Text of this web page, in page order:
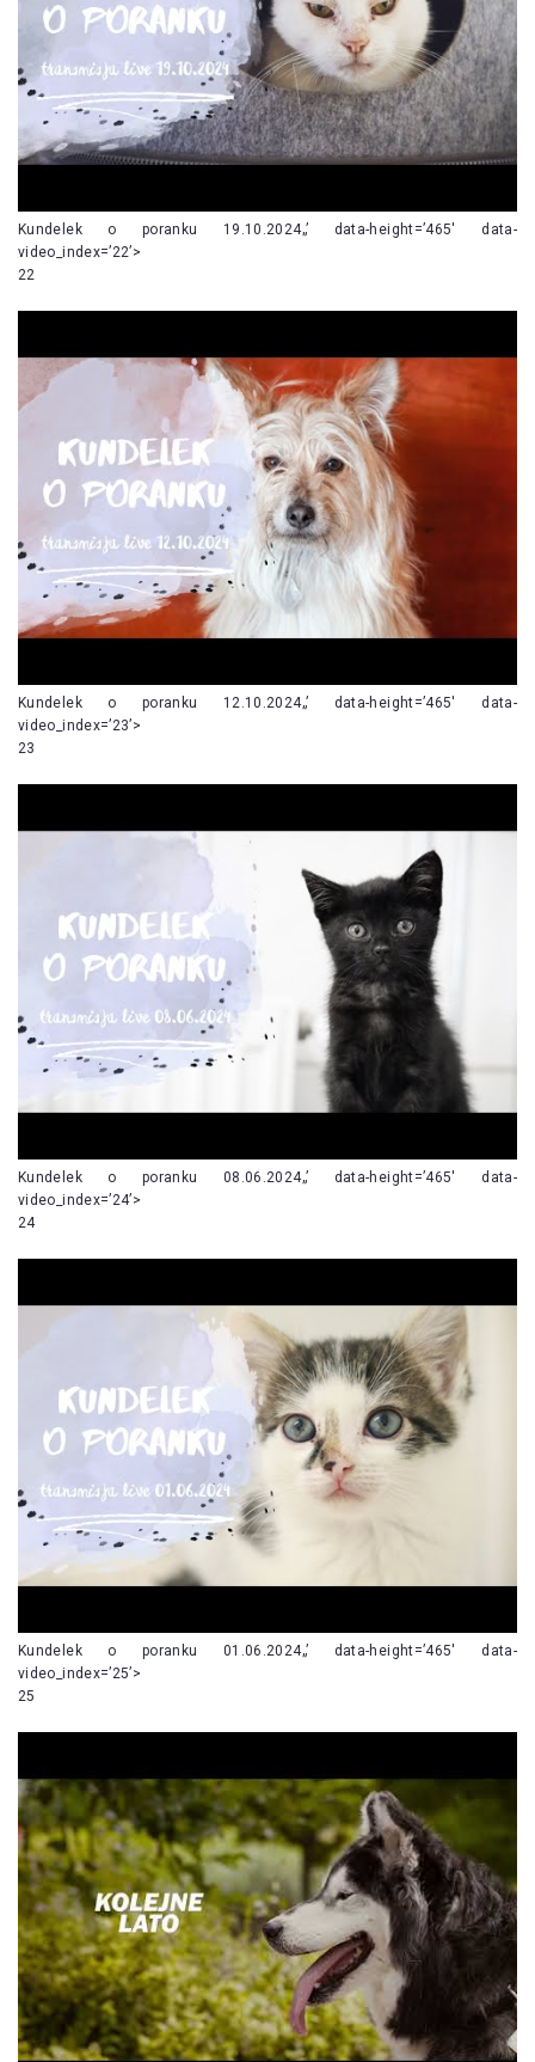
Kundelek o poranku 19.10.2024„’ data-height=’465′ data-
video_index=’22’>
22
Kundelek o poranku 12.10.2024„’ data-height=’465′ data-
video_index=’23’>
23
Kundelek o poranku 08.06.2024„’ data-height=’465′ data-
video_index=’24’>
24
Kundelek o poranku 01.06.2024„’ data-height=’465′ data-
video_index=’25’>
25